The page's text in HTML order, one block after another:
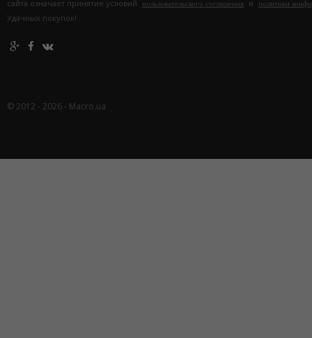
сайта означает принятие условий пользовательского соглашения и политики
Удачных покупок!
© 2012 - 2026 - Macro.ua